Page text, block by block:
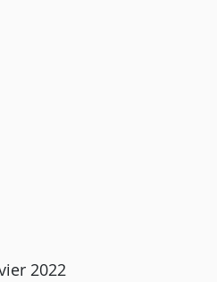
2022